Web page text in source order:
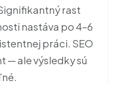
rast
nastáva po 4–6
práci. SEO
— ale výsledky sú